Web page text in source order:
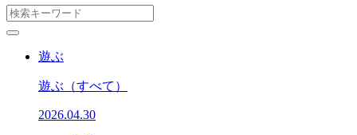
遊ぶ
遊ぶ （すべて）
2026.04.30